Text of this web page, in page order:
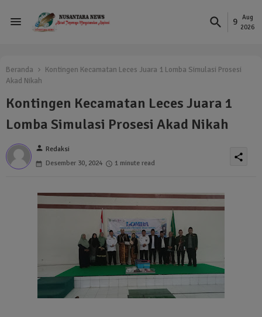
9
Aug
2026
Beranda
Kontingen Kecamatan Leces Juara 1 Lomba Simulasi Prosesi
Akad Nikah
Kontingen Kecamatan Leces Juara 1
Lomba Simulasi Prosesi Akad Nikah
person Redaksi
Desember 30, 2024
1 minute read
share